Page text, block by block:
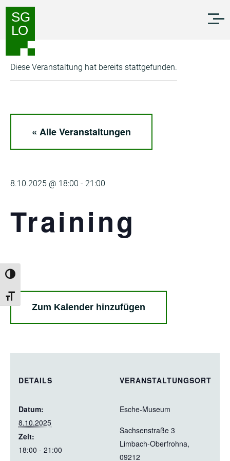
Zum
Inhalt
springen
Zur
Navigation
springen
Umschalten auf hohe Kontraste
Schrift vergrößern
« Alle Veranstaltungen
Diese Veranstaltung hat bereits stattgefunden.
Training
8.10.2025 @ 18:00 - 21:00
Zum Kalender hinzufügen
DETAILS
Datum:
8.10.2025
Zeit:
18:00 - 21:00
VERANSTALTUNGSORT
Esche-Museum
Sachsenstraße 3
Limbach-Oberfrohna,
09212